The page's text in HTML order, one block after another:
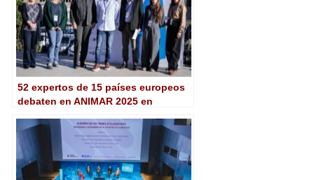
52 expertos de 15 países europeos
debaten en ANIMAR 2025 en